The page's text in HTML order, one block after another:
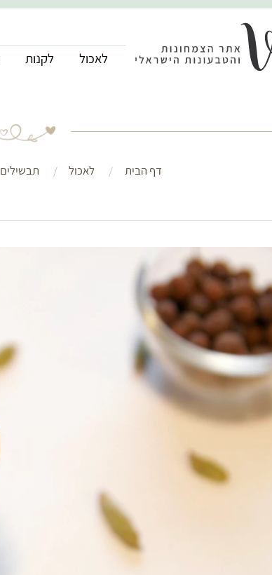
לאכול לקנות
דף הבית לאכול תבשילים